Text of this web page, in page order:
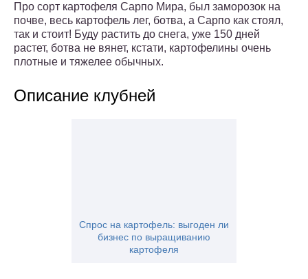
Про сорт картофеля Сарпо Мира, был заморозок на
почве, весь картофель лег, ботва, а Сарпо как стоял,
так и стоит! Буду растить до снега, уже 150 дней
растет, ботва не вянет, кстати, картофелины очень
плотные и тяжелее обычных.
Описание клубней
Спрос на картофель: выгоден ли
бизнес по выращиванию
картофеля